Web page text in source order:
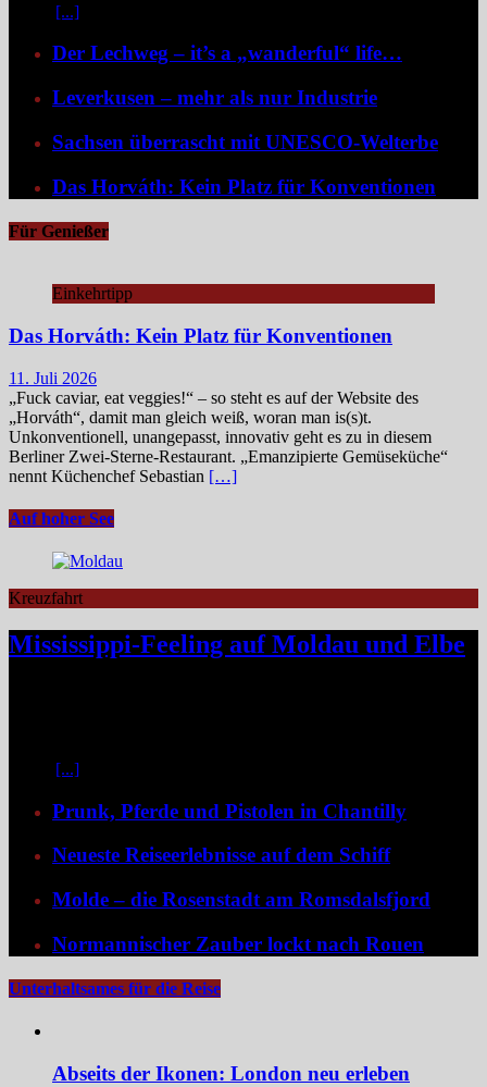
[...]
Der Lechweg – it’s a „wanderful“ life…
Leverkusen – mehr als nur Industrie
Sachsen überrascht mit UNESCO-Welterbe
Das Horváth: Kein Platz für Konventionen
Für Genießer
Einkehrtipp
Das Horváth: Kein Platz für Konventionen
11. Juli 2026
„Fuck caviar, eat veggies!“ – so steht es auf der Website des
„Horváth“, damit man gleich weiß, woran man is(s)t.
Unkonventionell, unangepasst, innovativ geht es zu in diesem
Berliner Zwei-Sterne-Restaurant. „Emanzipierte Gemüseküche“
nennt Küchenchef Sebastian […]
Auf hoher See
Kreuzfahrt
Mississippi-Feeling auf Moldau und Elbe
[...]
Prunk, Pferde und Pistolen in Chantilly
Neueste Reiseerlebnisse auf dem Schiff
Molde – die Rosenstadt am Romsdalsfjord
Normannischer Zauber lockt nach Rouen
Unterhaltsames für die Reise
Abseits der Ikonen: London neu erleben